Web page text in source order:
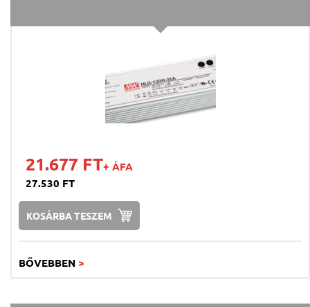
21.677 FT+ ÁFA
27.530 FT
KOSÁRBA TESZEM
BŐVEBBEN >